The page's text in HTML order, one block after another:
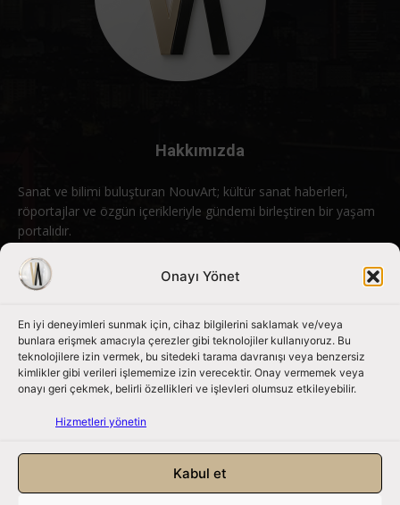
Onayı Yönet
En iyi deneyimleri sunmak için, cihaz bilgilerini saklamak ve/veya
bunlara erişmek amacıyla çerezler gibi teknolojiler kullanıyoruz. Bu
teknolojilere izin vermek, bu sitedeki tarama davranışı veya benzersiz
kimlikler gibi verileri işlememize izin verecektir. Onay vermemek veya
onayı geri çekmek, belirli özellikleri ve işlevleri olumsuz etkileyebilir.
Hizmetleri yönetin
Kabul et
Hakkımızda
Sanat ve bilimi buluşturan NouvArt; kültür sanat haberleri,
röportajlar ve özgün içerikleriyle gündemi birleştiren bir yaşam
portalıdır.
Bizimle iletişime geçin: info@nouvart.net
Bizi Takip Edin